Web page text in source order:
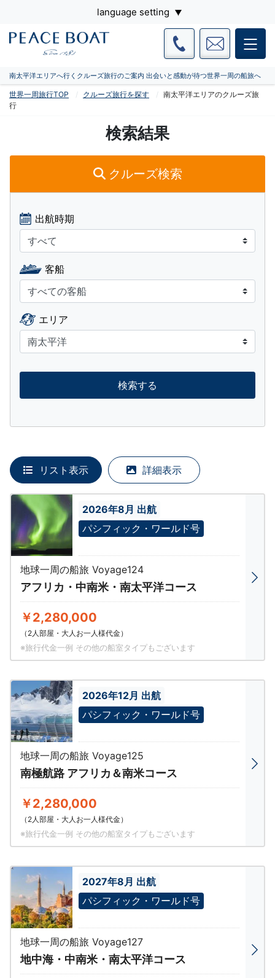
language setting
南太平洋エリアへ行くクルーズ旅行のご案内 出会いと感動が待つ世界一周の船旅へ
世界一周旅行TOP クルーズ旅行を探す
南太平洋エリアのクルーズ旅
行
検索結果
クルーズ検索
出航時期
客船
エリア
検索する
リスト表示 詳細表示
2026年8月 出航
パシフィック・ワールド号
地球一周の船旅 Voyage124
アフリカ・中南米・南太平洋コース
￥2,280,000
（2人部屋・大人お一人様代金）
※旅行代金一例 その他の船室タイプもございます
2026年12月 出航
パシフィック・ワールド号
地球一周の船旅 Voyage125
南極航路 アフリカ＆南米コース
￥2,280,000
（2人部屋・大人お一人様代金）
※旅行代金一例 その他の船室タイプもございます
2027年8月 出航
パシフィック・ワールド号
地球一周の船旅 Voyage127
地中海・中南米・南太平洋コース